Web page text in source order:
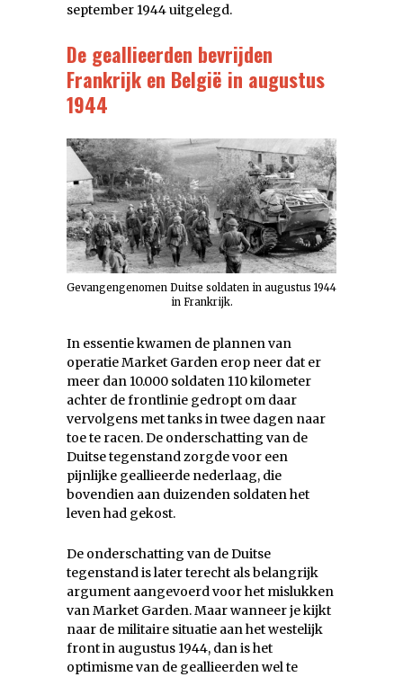
september 1944 uitgelegd.
De geallieerden bevrijden
Frankrijk en België in augustus
1944
Gevangengenomen Duitse soldaten in augustus 1944
in Frankrijk.
In essentie kwamen de plannen van
operatie Market Garden erop neer dat er
meer dan 10.000 soldaten 110 kilometer
achter de frontlinie gedropt om daar
vervolgens met tanks in twee dagen naar
toe te racen. De onderschatting van de
Duitse tegenstand zorgde voor een
pijnlijke geallieerde nederlaag, die
bovendien aan duizenden soldaten het
leven had gekost.
De onderschatting van de Duitse
tegenstand is later terecht als belangrijk
argument aangevoerd voor het mislukken
van Market Garden. Maar wanneer je kijkt
naar de militaire situatie aan het westelijk
front in augustus 1944, dan is het
optimisme van de geallieerden wel te